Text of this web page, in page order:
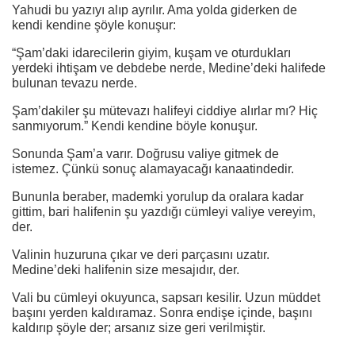
Yahudi bu yazıyı alıp ayrılır. Ama yolda giderken de
kendi kendine şöyle konuşur:
“Şam’daki idarecilerin giyim, kuşam ve oturdukları
yerdeki ihtişam ve debdebe nerde, Medine’deki halifede
bulunan tevazu nerde.
Şam’dakiler şu mütevazı halifeyi ciddiye alırlar mı? Hiç
sanmıyorum.” Kendi kendine böyle konuşur.
Sonunda Şam’a varır. Doğrusu valiye gitmek de
istemez. Çünkü sonuç alamayacağı kanaatindedir.
Bununla beraber, mademki yorulup da oralara kadar
gittim, bari halifenin şu yazdığı cümleyi valiye vereyim,
der.
Valinin huzuruna çıkar ve deri parçasını uzatır.
Medine’deki halifenin size mesajıdır, der.
Vali bu cümleyi okuyunca, sapsarı kesilir. Uzun müddet
başını yerden kaldıramaz. Sonra endişe içinde, başını
kaldırıp şöyle der; arsanız size geri verilmiştir.